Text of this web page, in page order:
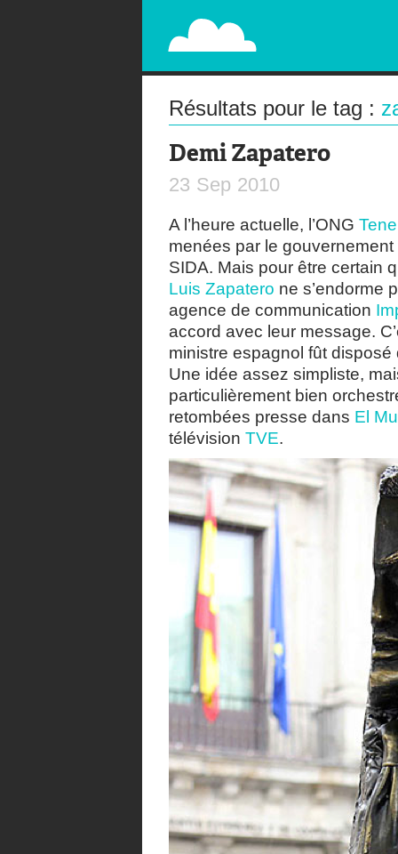
PAPERPLANE
STREET, AMBIENT, GUÉRILLA MARKETING
Résultats pour le tag :
Demi Zapatero
23 Sep 2010
A l’heure actuelle, l’ONG
menées par le
SIDA. Mais pour être certain
Luis Zapatero ne s’endorme
agence de communication
accord avec leur message.
ministre espagnol fût
Une idée assez simpliste,
particulièrement bien
retombées presse dans El
télévision TVE.